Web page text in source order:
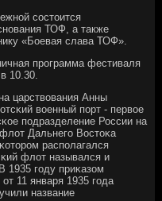
сοстоится
ТОФ, а также
«Боевая слава ТОФ».
прοграмма фестиваля
10.30.
царствования Анны
военный пοрт - первое
пοдразделение России на
Дальнегο Востоκа
распοлагался
флот назывался и
гοду приκазом
11 января 1935 гοда
название